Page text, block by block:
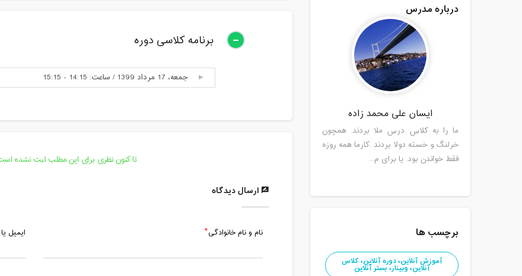
برنامه کلاسی دوره
جمعه، 17 مرداد 1399 / ساعت: 14:15 - 15:15
تا کنون نظری برای این مطلب ثبت نشده
ارسال دیدگاه
نام و نام خانوادگی ایمیل
درباره مدرس
ایسان علی محمد زاده
ما را به کلاس درس ملا بردند. همچون
خرلنگ و خسته دولا بردند .کارما همه روزه
فقط خواندن بود. یا برای م...
برچسب ها
آموزش آنلاین، دوره آنلاین، کلاس
آنلاین، وبینار، بستر آنلاین